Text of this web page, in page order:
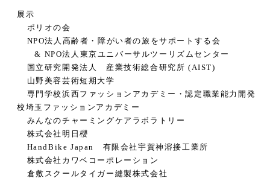
展示
ポリオの会
NPO法人高齢者・障がい者の旅をサポートする会
& NPO法人東京ユニバーサルツーリズムセンター
国立研究開発法人 産業技術総合研究所 (AIST)
山野美容芸術短期大学
専門学校浜西ファッションアカデミー・認定職業能力開発
校埼玉ファッションアカデミー
みんなのチャーミングケアラボラトリー
株式会社明日櫻
HandBike Japan 有限会社宇賀神溶接工業所
株式会社カワベコーポレーション
倉敷スクールタイガー縫製株式会社